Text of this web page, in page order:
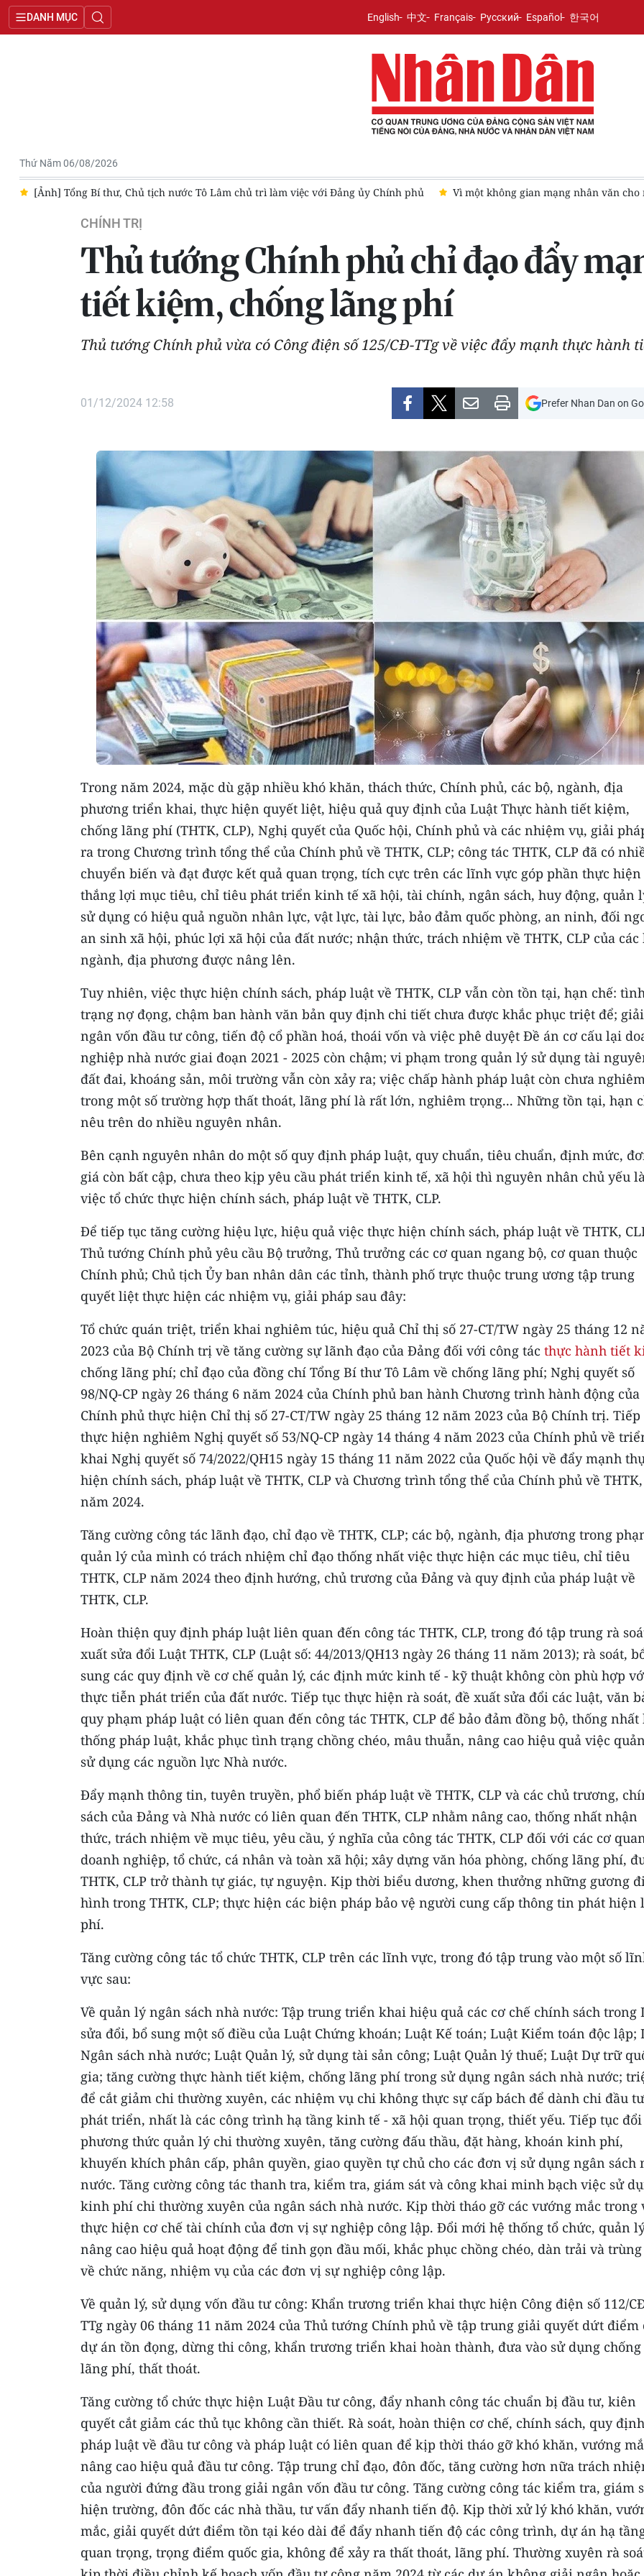
DANH MỤC English 中文 Français Русский Español 한국어
Thứ Năm 06/08/2026
[Ảnh] Tổng Bí thư, Chủ tịch nước Tô Lâm chủ trì làm việc với Đảng ủy Chính phủ Vì một không gian mạng nhân văn cho
CHÍNH TRỊ
Thủ tướng Chính phủ chỉ đạo đẩy
tiết kiệm, chống lãng phí
Thủ tướng Chính phủ vừa có Công điện số 125/CĐ-TTg về việc đẩy mạnh thực hành
01/12/2024 12:58 Prefer Nhan Dan on
Trong năm 2024, mặc dù gặp nhiều khó khăn, thách thức, Chính phủ, các bộ, ngành, địa
phương triển khai, thực hiện quyết liệt, hiệu quả quy định của Luật Thực hành tiết kiệm,
chống lãng phí (THTK, CLP), Nghị quyết của Quốc hội, Chính phủ và các nhiệm vụ, giải
ra trong Chương trình tổng thể của Chính phủ về THTK, CLP; công tác THTK, CLP đã có
chuyển biến và đạt được kết quả quan trọng, tích cực trên các lĩnh vực góp phần thực hiện
thắng lợi mục tiêu, chỉ tiêu phát triển kinh tế xã hội, tài chính, ngân sách, huy động, quản
sử dụng có hiệu quả nguồn nhân lực, vật lực, tài lực, bảo đảm quốc phòng, an ninh, đối
an sinh xã hội, phúc lợi xã hội của đất nước; nhận thức, trách nhiệm về THTK, CLP của các
ngành, địa phương được nâng lên.
Tuy nhiên, việc thực hiện chính sách, pháp luật về THTK, CLP vẫn còn tồn tại, hạn chế:
trạng nợ đọng, chậm ban hành văn bản quy định chi tiết chưa được khắc phục triệt để; giải
ngân vốn đầu tư công, tiến độ cổ phần hoá, thoái vốn và việc phê duyệt Đề án cơ cấu lại
nghiệp nhà nước giai đoạn 2021 - 2025 còn chậm; vi phạm trong quản lý sử dụng tài
đất đai, khoáng sản, môi trường vẫn còn xảy ra; việc chấp hành pháp luật còn chưa
trong một số trường hợp thất thoát, lãng phí là rất lớn, nghiêm trọng... Những tồn tại, hạn
nêu trên do nhiều nguyên nhân.
Bên cạnh nguyên nhân do một số quy định pháp luật, quy chuẩn, tiêu chuẩn, định mức,
giá còn bất cập, chưa theo kịp yêu cầu phát triển kinh tế, xã hội thì nguyên nhân chủ yếu
việc tổ chức thực hiện chính sách, pháp luật về THTK, CLP.
Để tiếp tục tăng cường hiệu lực, hiệu quả việc thực hiện chính sách, pháp luật về THTK,
Thủ tướng Chính phủ yêu cầu Bộ trưởng, Thủ trưởng các cơ quan ngang bộ, cơ quan thuộc
Chính phủ; Chủ tịch Ủy ban nhân dân các tỉnh, thành phố trực thuộc trung ương tập trung
quyết liệt thực hiện các nhiệm vụ, giải pháp sau đây:
Tổ chức quán triệt, triển khai nghiêm túc, hiệu quả Chỉ thị số 27-CT/TW ngày 25 tháng 12
2023 của Bộ Chính trị về tăng cường sự lãnh đạo của Đảng đối với công tác thực hành tiết
chống lãng phí; chỉ đạo của đồng chí Tổng Bí thư Tô Lâm về chống lãng phí; Nghị quyết số
98/NQ-CP ngày 26 tháng 6 năm 2024 của Chính phủ ban hành Chương trình hành động của
Chính phủ thực hiện Chỉ thị số 27-CT/TW ngày 25 tháng 12 năm 2023 của Bộ Chính trị. Tiếp
thực hiện nghiêm Nghị quyết số 53/NQ-CP ngày 14 tháng 4 năm 2023 của Chính phủ về
khai Nghị quyết số 74/2022/QH15 ngày 15 tháng 11 năm 2022 của Quốc hội về đẩy mạnh
hiện chính sách, pháp luật về THTK, CLP và Chương trình tổng thể của Chính phủ về THTK,
năm 2024.
Tăng cường công tác lãnh đạo, chỉ đạo về THTK, CLP; các bộ, ngành, địa phương trong
quản lý của mình có trách nhiệm chỉ đạo thống nhất việc thực hiện các mục tiêu, chỉ tiêu
THTK, CLP năm 2024 theo định hướng, chủ trương của Đảng và quy định của pháp luật về
THTK, CLP.
Hoàn thiện quy định pháp luật liên quan đến công tác THTK, CLP, trong đó tập trung rà
xuất sửa đổi Luật THTK, CLP (Luật số: 44/2013/QH13 ngày 26 tháng 11 năm 2013); rà soát,
sung các quy định về cơ chế quản lý, các định mức kinh tế - kỹ thuật không còn phù hợp
thực tiễn phát triển của đất nước. Tiếp tục thực hiện rà soát, đề xuất sửa đổi các luật, văn
quy phạm pháp luật có liên quan đến công tác THTK, CLP để bảo đảm đồng bộ, thống nhất
thống pháp luật, khắc phục tình trạng chồng chéo, mâu thuẫn, nâng cao hiệu quả việc
sử dụng các nguồn lực Nhà nước.
Đẩy mạnh thông tin, tuyên truyền, phổ biến pháp luật về THTK, CLP và các chủ trương,
sách của Đảng và Nhà nước có liên quan đến THTK, CLP nhằm nâng cao, thống nhất nhận
thức, trách nhiệm về mục tiêu, yêu cầu, ý nghĩa của công tác THTK, CLP đối với các cơ
doanh nghiệp, tổ chức, cá nhân và toàn xã hội; xây dựng văn hóa phòng, chống lãng phí,
THTK, CLP trở thành tự giác, tự nguyện. Kịp thời biểu dương, khen thưởng những gương
hình trong THTK, CLP; thực hiện các biện pháp bảo vệ người cung cấp thông tin phát hiện
phí.
Tăng cường công tác tổ chức THTK, CLP trên các lĩnh vực, trong đó tập trung vào một số
vực sau:
Về quản lý ngân sách nhà nước: Tập trung triển khai hiệu quả các cơ chế chính sách trong
sửa đổi, bổ sung một số điều của Luật Chứng khoán; Luật Kế toán; Luật Kiểm toán độc lập;
Ngân sách nhà nước; Luật Quản lý, sử dụng tài sản công; Luật Quản lý thuế; Luật Dự trữ
gia; tăng cường thực hành tiết kiệm, chống lãng phí trong sử dụng ngân sách nhà nước;
để cắt giảm chi thường xuyên, các nhiệm vụ chi không thực sự cấp bách để dành chi đầu tư
phát triển, nhất là các công trình hạ tầng kinh tế - xã hội quan trọng, thiết yếu. Tiếp tục
phương thức quản lý chi thường xuyên, tăng cường đấu thầu, đặt hàng, khoán kinh phí,
khuyến khích phân cấp, phân quyền, giao quyền tự chủ cho các đơn vị sử dụng ngân sách
nước. Tăng cường công tác thanh tra, kiểm tra, giám sát và công khai minh bạch việc sử
kinh phí chi thường xuyên của ngân sách nhà nước. Kịp thời tháo gỡ các vướng mắc trong
thực hiện cơ chế tài chính của đơn vị sự nghiệp công lập. Đổi mới hệ thống tổ chức, quản
nâng cao hiệu quả hoạt động để tinh gọn đầu mối, khắc phục chồng chéo, dàn trải và
về chức năng, nhiệm vụ của các đơn vị sự nghiệp công lập.
Về quản lý, sử dụng vốn đầu tư công: Khẩn trương triển khai thực hiện Công điện số 112/
TTg ngày 06 tháng 11 năm 2024 của Thủ tướng Chính phủ về tập trung giải quyết dứt điểm
dự án tồn đọng, dừng thi công, khẩn trương triển khai hoàn thành, đưa vào sử dụng chống
lãng phí, thất thoát.
Tăng cường tổ chức thực hiện Luật Đầu tư công, đẩy nhanh công tác chuẩn bị đầu tư, kiên
quyết cắt giảm các thủ tục không cần thiết. Rà soát, hoàn thiện cơ chế, chính sách, quy
pháp luật về đầu tư công và pháp luật có liên quan để kịp thời tháo gỡ khó khăn, vướng
nâng cao hiệu quả đầu tư công. Tập trung chỉ đạo, đôn đốc, tăng cường hơn nữa trách
của người đứng đầu trong giải ngân vốn đầu tư công. Tăng cường công tác kiểm tra, giám
hiện trường, đôn đốc các nhà thầu, tư vấn đẩy nhanh tiến độ. Kịp thời xử lý khó khăn,
mắc, giải quyết dứt điểm tồn tại kéo dài để đẩy nhanh tiến độ các công trình, dự án hạ
quan trọng, trọng điểm quốc gia, không để xảy ra thất thoát, lãng phí. Thường xuyên rà